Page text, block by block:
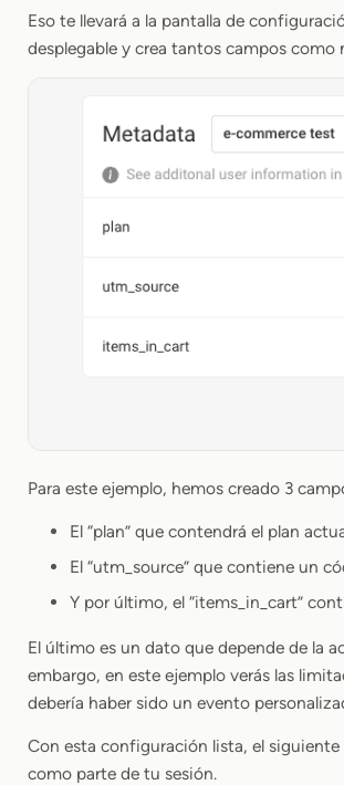
Eso te llevará a la pantalla de
desplegable y crea tantos campos como
Para este ejemplo, hemos creado 3
El “plan” que contendrá el plan
El “utm_source” que contiene un
Y por último, el “items_in_cart”
El último es un dato que depende de la
embargo, en este ejemplo verás las
debería haber sido un evento
Con esta configuración lista, el
como parte de tu sesión.